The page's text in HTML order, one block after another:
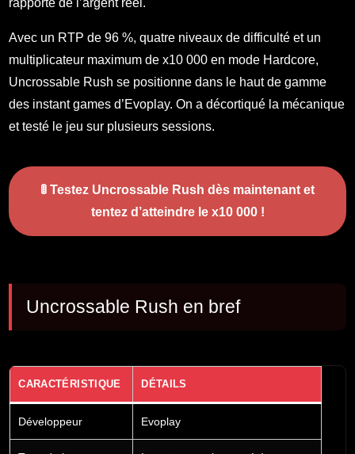
rapporte de l’argent réel.
Avec un RTP de 96 %, quatre niveaux de difficulté et un
multiplicateur maximum de x10 000 en mode Hardcore,
Uncrossable Rush se positionne dans le haut de gamme
des instant games d’Evoplay. On a décortiqué la mécanique
et testé le jeu sur plusieurs sessions.
🚦 Testez Uncrossable Rush dès maintenant et
tentez d’atteindre le x10 000 !
Uncrossable Rush en bref
CARACTÉRISTIQUE DÉTAILS
Développeur Evoplay